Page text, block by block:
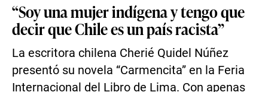
“Soy una mujer indígena y tengo que
decir que Chile es un país racista”
La escritora chilena Cherié Quidel Núñez
presentó su novela “Carmencita” en la Feria
Internacional del Libro de Lima. Con apenas